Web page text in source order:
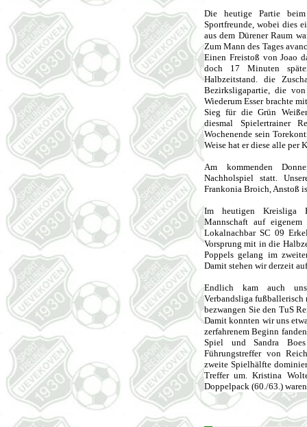
Die heutige Partie
Sportfreunde, wobei dies
aus dem Dürener Raum
Zum Mann des Tages
Einen Freistoß von Joao
doch 17 Minuten
Halbzeitstand. die
Bezirksligapartie, die
Wiederum Esser brachte
Sieg für die Grün
diesmal Spielertrainer
Wochenende sein
Weise hat er diese alle per
Am kommenden
Nachholspiel statt.
Frankonia Broich, Anstoß
Im heutigen Kreisliga
Mannschaft auf
Lokalnachbar SC 09
Vorsprung mit in die
Poppels gelang im
Damit stehen wir derzeit
Endlich kam auch
Verbandsliga fußballerisch
bezwangen Sie den TuS
Damit konnten wir uns
zerfahrenem Beginn
Spiel und Sandra
Führungstreffer von
zweite Spielhälfte
Treffer um. Kristina
Doppelpack (60./63.)